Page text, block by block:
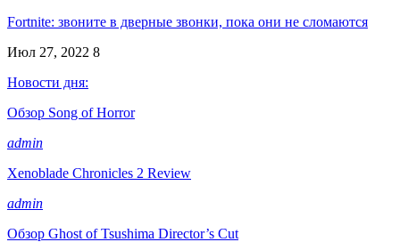
Fortnite: звоните в дверные звонки, пока они не сломаются
Июл 27, 2022 8
Новости дня:
Обзор Song of Horror
admin
Xenoblade Chronicles 2 Review
admin
Обзор Ghost of Tsushima Director’s Cut